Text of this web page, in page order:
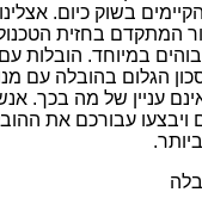
בשוק כיום.
המתקדם בחזית
במיוחד. הובלות
הגלום בהובלה עם
עניין של מה בכך.
ויבצעו עבורכם את